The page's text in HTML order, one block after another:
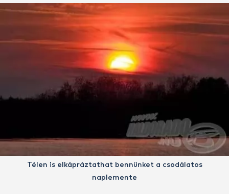
Télen is elkápráztathat bennünket a csodálatos
naplemente